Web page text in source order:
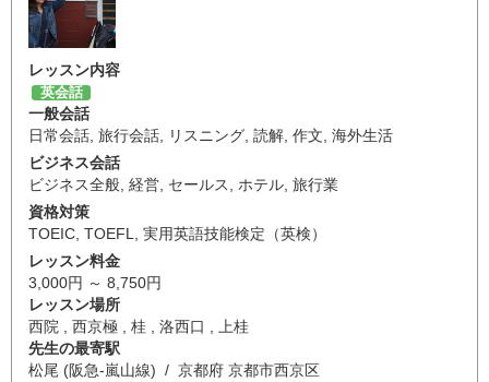
レッスン内容
英会話
一般会話
日常会話, 旅行会話, リスニング, 読解, 作文, 海外生活
ビジネス会話
ビジネス全般, 経営, セールス, ホテル, 旅行業
資格対策
TOEIC, TOEFL, 実用英語技能検定（英検）
レッスン料金
3,000円 ～ 8,750円
レッスン場所
西院 , 西京極 , 桂 , 洛西口 , 上桂
先生の最寄駅
松尾 (阪急-嵐山線) / 京都府 京都市西京区